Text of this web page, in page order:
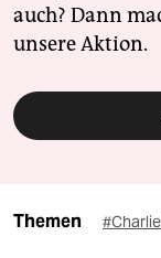
auch? Dann
unsere Aktion.
Themen